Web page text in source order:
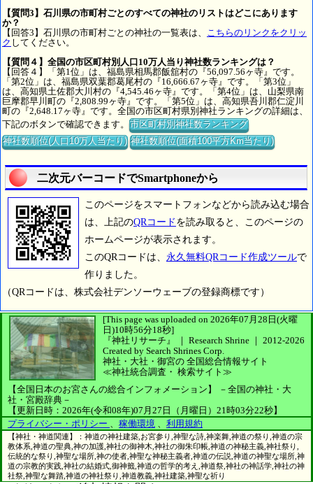
【質問3】石川県の市町村ごとのすべての神社のリストはどこにあります
か？
【回答3】石川県の市町村ごとの神社の一覧表は、 こちらのリンクをクリッ
ク してください。
【質問４】全国の市区町村別人口10万人当り神社数ランキングは？
【回答４】「第1位」は、福島県相馬郡飯舘村の『56,097.56ヶ寺』です。
「第2位」は、福島県双葉郡葛尾村の『16,666.67ヶ寺』です。「第3位」
は、高知県土佐郡大川村の『4,545.46ヶ寺』です。「第4位」は、山梨県南
巨摩郡早川町の『2,808.99ヶ寺』です。「第5位」は、高知県吾川郡仁淀川
町の『2,648.17ヶ寺』です。全国の市区町村県別神社ランキングの詳細は、
下記のボタンで確認できます。市区町村別神社数ランキング
神社数順位(人口10万人当たり) 神社数順位(面積100平方Km当たり)
二次元バーコードでSmartphoneから
このページをスマートフォンなどから読み込む場合
は、上記のQRコード を読み取ると、このページの
ホームページが表示されます。
このQRコードは、 永久無料QRコード作成ツールで
作りました。
（QRコードは、株式会社デンソーウェーブの登録商標です）
[This page was uploaded on 2026年07月28日(火曜
日)10時56分18秒]
『神社リサーチ』 ｜ Research Shrine ｜ 2012-2026
Created by Search Shrines Corp.
神社・大社・御宮の 全国総合情報サイト
≪神社統合調査・ 検索サイト≫
【全国日本のお宮さんの総合インフォメーション】
－全国の神社・大
社・宮殿辞典－
【更新日時：2026年(令和08年)07月27日（月曜日）21時03分22秒】
プライバシー・ポリシー 、 稼働環境 、 利用規約
【神社・神道関連】：神道の神社建築,お宮参り,神聖な詩,神楽舞,神道の祭り,神道の宗
教体系,神道の聖典,神の加護,神社の御神木,神社の御朱印帳,神道の神秘主義,神社祭り,
伝統的な祭り,神聖な場所,神の使者,神聖な神秘主義者,神道の伝説,神道の神聖な場所,神
道の宗教的実践,神社の結婚式,御神籤,神道の哲学的考え,神道祭,神社の神話学,神社の神
社祭,神聖な舞踏,神道の神社祭り,神道教義,神社建築,神聖な祈り